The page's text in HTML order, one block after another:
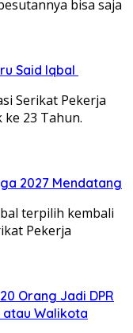
bisa saja
Said Iqbal
Serikat Pekerja
ke 23 Tahun.
2027 Mendatang
terpilih kembali
Pekerja
Orang Jadi DPR
Walikota